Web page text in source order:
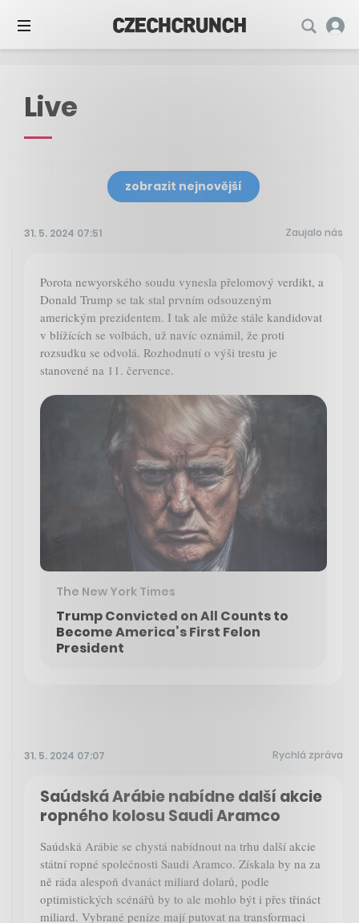
Live
zobrazit nejnovější
31. 5. 2024 07:51 Zaujalo nás
Porota newyorského soudu vynesla přelomový verdikt, a
Donald Trump se tak stal prvním odsouzeným
americkým prezidentem. I tak ale může stále kandidovat
v blížících se volbách, už navíc oznámil, že proti
rozsudku se odvolá. Rozhodnutí o výši trestu je
stanovené na 11. července.
The New York Times
Trump Convicted on All Counts to
Become America’s First Felon
President
31. 5. 2024 07:07 Rychlá zpráva
Saúdská Arábie nabídne další akcie
ropného kolosu Saudi Aramco
Saúdská Arábie se chystá nabídnout na trhu další akcie
státní ropné společnosti Saudi Aramco. Získala by na za
ně ráda alespoň dvanáct miliard dolarů, podle
optimistických scénářů by to ale mohlo být i přes třináct
miliard. Vybrané peníze mají putovat na transformaci